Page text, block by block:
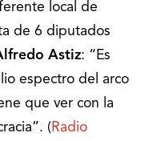
local de
de 6 diputados
Astiz: “Es
espectro del arco
que ver con la
( Radio